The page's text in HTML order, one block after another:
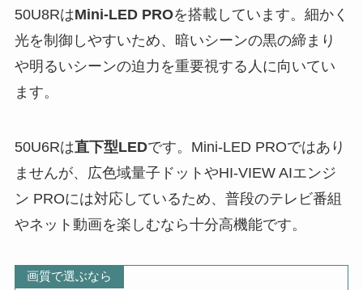
50U8RはMini-LED PROを搭載しています。細かく
光を制御しやすいため、暗いシーンの黒の締まり
や明るいシーンの迫力を重要視する人に向いてい
ます。
50U6Rは直下型LEDです。Mini-LED PROではあり
ませんが、広色域量子ドットやHI-VIEW AIエンジ
ン PROには対応しているため、普段のテレビ番組
やネット動画を楽しむなら十分高機能です。
画質で選ぶなら